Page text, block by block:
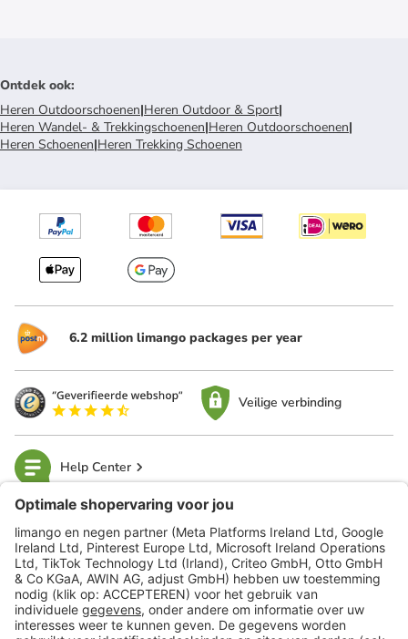
Ontdek ook:
Heren Outdoorschoenen|Heren Outdoor & Sport|
Heren Wandel- & Trekkingschoenen|Heren Outdoorschoenen|
Heren Schoenen|Heren Trekking Schoenen
6.2 million limango packages per year
Veilige verbinding
Help Center
limango
Veilig winkelen
Klantenservice